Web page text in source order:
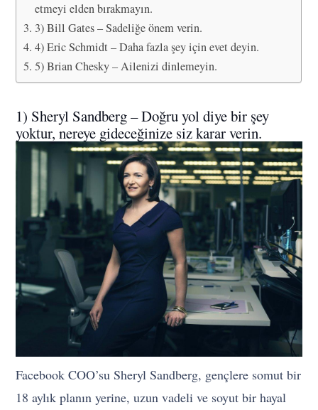
etmeyi elden bırakmayın.
3) Bill Gates – Sadeliğe önem verin.
4) Eric Schmidt – Daha fazla şey için evet deyin.
5) Brian Chesky – Ailenizi dinlemeyin.
1) Sheryl Sandberg – Doğru yol diye bir şey
yoktur, nereye gideceğinize siz karar verin.
Facebook COO’su Sheryl Sandberg, gençlere somut bir
18 aylık planın yerine, uzun vadeli ve soyut bir hayal